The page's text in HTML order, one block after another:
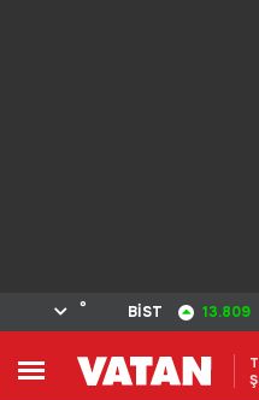
° BİST 13.809